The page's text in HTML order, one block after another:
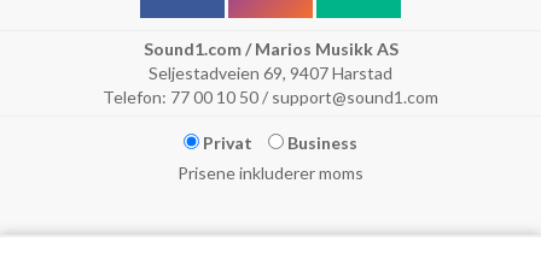
Sound1.com / Marios Musikk AS
Seljestadveien 69, 9407 Harstad
Telefon: 77 00 10 50 / support@sound1.com
Privat
Business
Prisene inkluderer moms